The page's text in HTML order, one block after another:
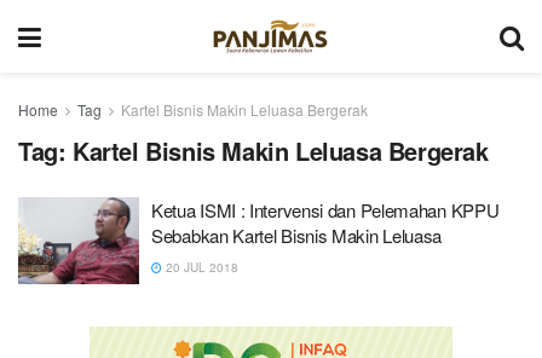
Home Tag Kartel Bisnis Makin Leluasa Bergerak
Tag: Kartel Bisnis Makin Leluasa Bergerak
Ketua ISMI : Intervensi dan Pelemahan KPPU
Sebabkan Kartel Bisnis Makin Leluasa
20 JUL 2018